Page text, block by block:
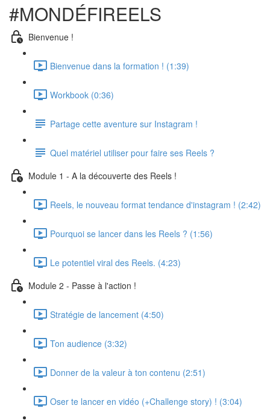
#MONDÉFIREELS
Bienvenue !
Bienvenue dans la formation ! (1:39)
Workbook (0:36)
Partage cette aventure sur Instagram !
Quel matériel utiliser pour faire ses Reels ?
Module 1 - A la découverte des Reels !
Reels, le nouveau format tendance d'instagram ! (2:42)
Pourquoi se lancer dans les Reels ? (1:56)
Le potentiel viral des Reels. (4:23)
Module 2 - Passe à l'action !
Stratégie de lancement (4:50)
Ton audience (3:32)
Donner de la valeur à ton contenu (2:51)
Oser te lancer en vidéo (+Challenge story) ! (3:04)